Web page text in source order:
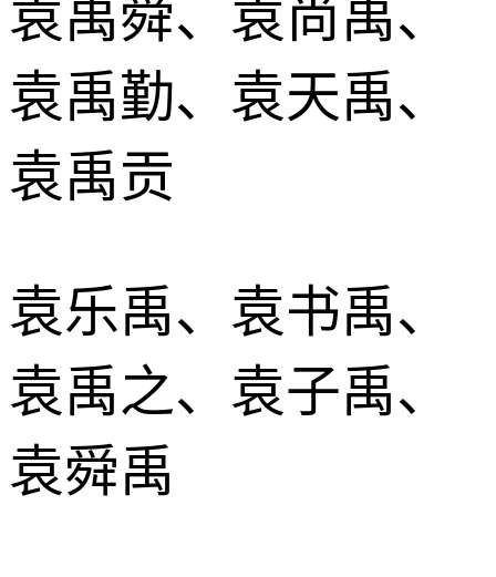
袁禹舜、袁尚禹、
袁禹勤、袁天禹、
袁禹贡
袁乐禹、袁书禹、
袁禹之、袁子禹、
袁舜禹